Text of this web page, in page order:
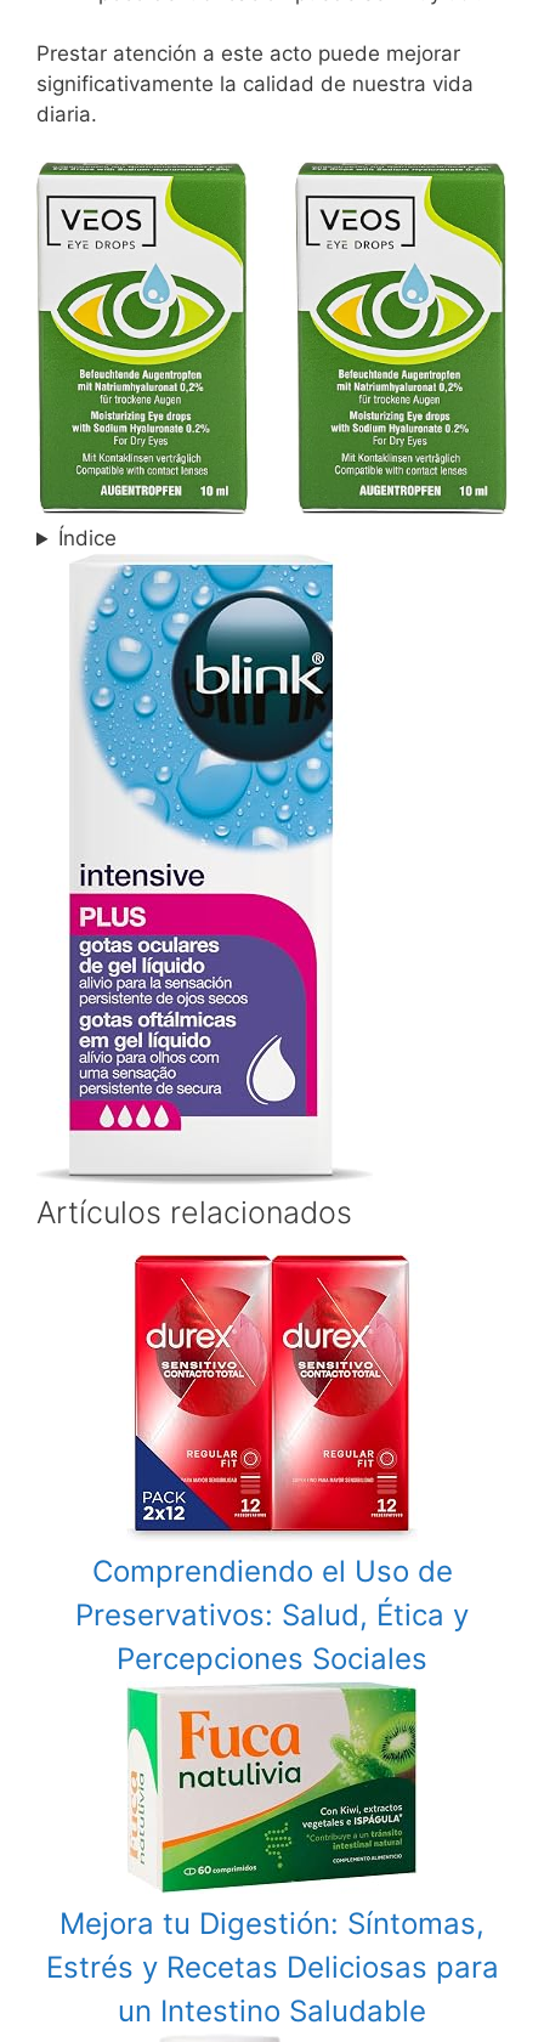
Prestar atención a este acto puede mejorar
significativamente la calidad de nuestra vida
diaria.
Índice
Artículos relacionados
Comprendiendo el Uso de
Preservativos: Salud, Ética y
Percepciones Sociales
Mejora tu Digestión: Síntomas,
Estrés y Recetas Deliciosas para
un Intestino Saludable